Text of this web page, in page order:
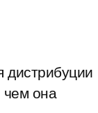
дистрибуции
чем она